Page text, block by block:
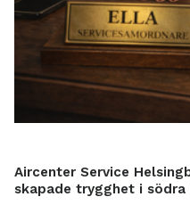
Aircenter Service
skapade trygghet i södra